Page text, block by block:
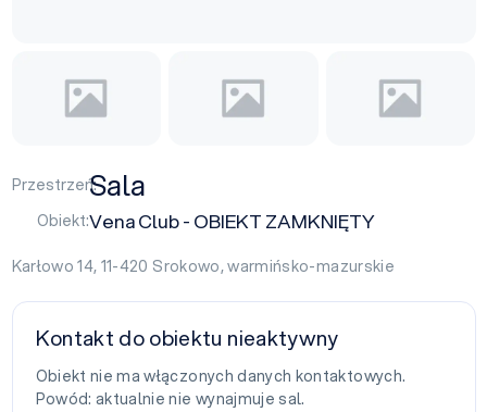
Przestrzeń:Sala
Obiekt:Vena Club - OBIEKT ZAMKNIĘTY
Karłowo 14, 11-420 Srokowo,warmińsko-mazurskie
Kontakt do obiektu nieaktywny
Obiekt nie ma włączonych danych kontaktowych.
Powód: aktualnie nie wynajmuje sal.